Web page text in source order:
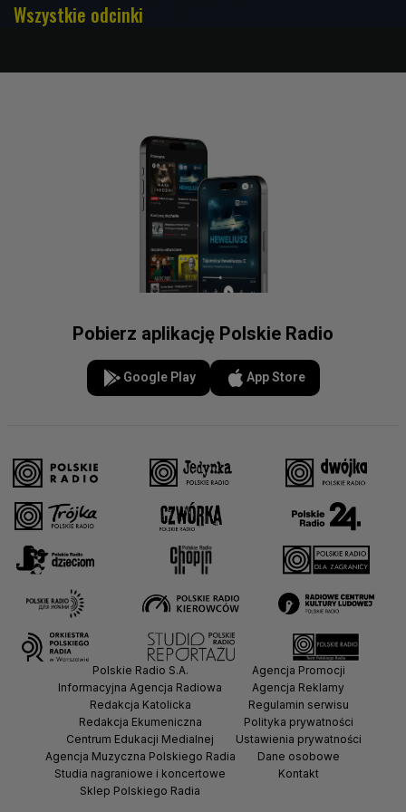
Wszystkie odcinki
Pobierz aplikację Polskie Radio
Google Play App Store
Polskie Radio S.A.
Informacyjna Agencja Radiowa
Redakcja Katolicka
Redakcja Ekumeniczna
Centrum Edukacji Medialnej
Agencja Muzyczna Polskiego Radia
Studia nagraniowe i koncertowe
Sklep Polskiego Radia
Agencja Promocji
Agencja Reklamy
Regulamin serwisu
Polityka prywatności
Ustawienia prywatności
Dane osobowe
Kontakt